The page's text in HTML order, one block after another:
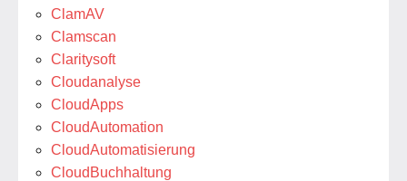
ClamAV
Clamscan
Claritysoft
Cloudanalyse
CloudApps
CloudAutomation
CloudAutomatisierung
CloudBuchhaltung